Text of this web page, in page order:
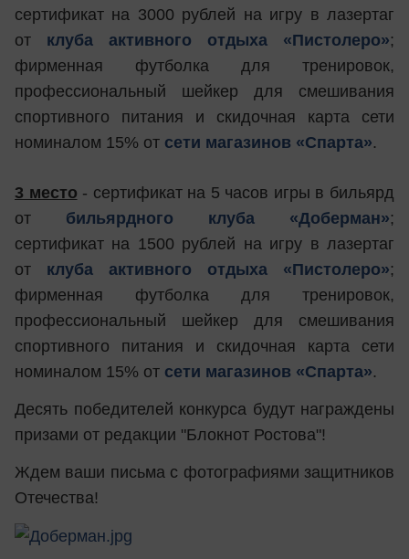
сертификат на 3000 рублей на игру в лазертаг
от клуба активного отдыха «Пистолеро»;
фирменная футболка для тренировок,
профессиональный шейкер для смешивания
спортивного питания и скидочная карта сети
номиналом 15% от сети магазинов «Спарта».
3 место - сертификат на 5 часов игры в бильярд
от бильярдного клуба «Доберман»;
сертификат на 1500 рублей на игру в лазертаг
от клуба активного отдыха «Пистолеро»;
фирменная футболка для тренировок,
профессиональный шейкер для смешивания
спортивного питания и скидочная карта сети
номиналом 15% от сети магазинов «Спарта».
Десять победителей конкурса будут награждены
призами от редакции "Блокнот Ростова"!
Ждем ваши письма с фотографиями защитников
Отечества!